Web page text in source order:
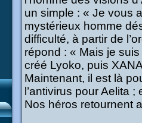
un simple : « Je vous
mystérieux homme
difficulté, à partir de
répond : « Mais je
créé Lyoko, puis
Maintenant, il est là
l’antivirus pour Aelita
Nos héros retournent